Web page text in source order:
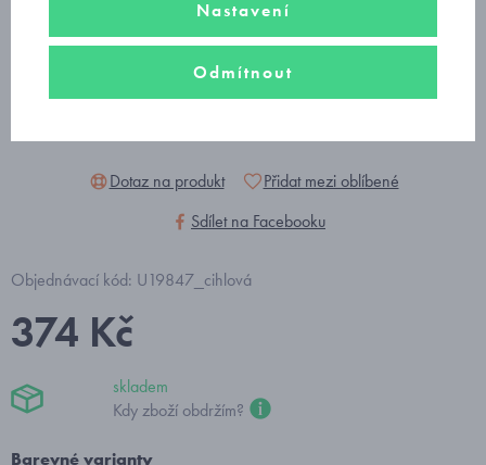
Dotaz na produkt
Přidat mezi oblíbené
Sdílet na Facebooku
Objednávací kód: U19847_cihlová
374 Kč
skladem
Kdy zboží obdržím?
Barevné varianty
Nastavení
Odmítnout